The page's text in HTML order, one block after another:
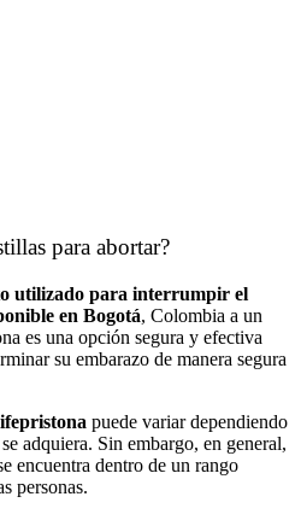
para abortar?
utilizado para interrumpir el
en Bogotá, Colombia a un
es una opción segura y efectiva
su embarazo de manera segura
puede variar dependiendo
adquiera. Sin embargo, en general,
encuentra dentro de un rango
personas.